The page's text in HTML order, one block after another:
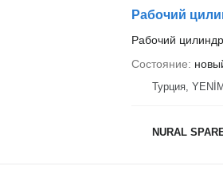
Рабочий
Рабочий
Состояние
Турция,
NURAL